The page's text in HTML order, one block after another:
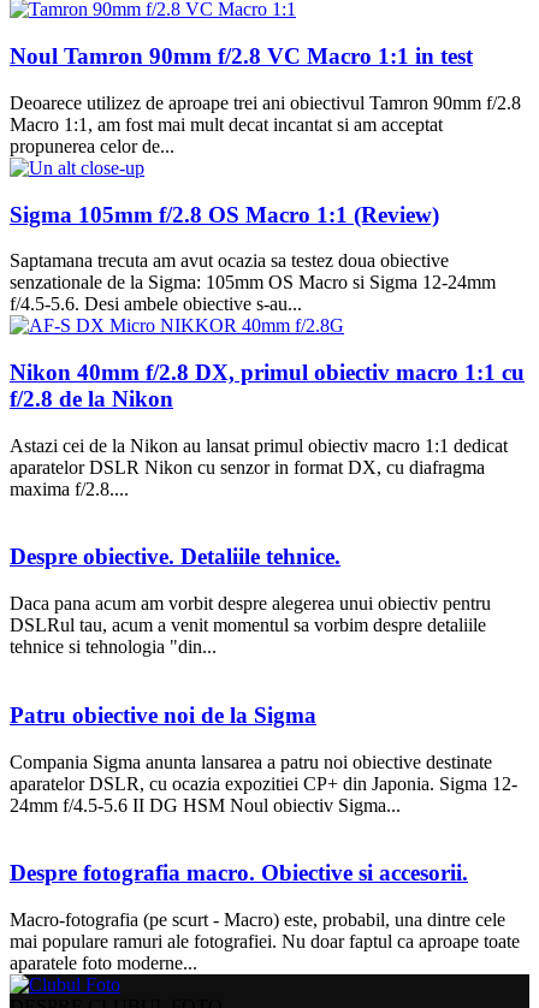
Noul Tamron 90mm f/2.8 VC Macro 1:1 in test
Deoarece utilizez de aproape trei ani obiectivul Tamron 90mm f/2.8
Macro 1:1, am fost mai mult decat incantat si am acceptat
propunerea celor de...
Sigma 105mm f/2.8 OS Macro 1:1 (Review)
Saptamana trecuta am avut ocazia sa testez doua obiective
senzationale de la Sigma: 105mm OS Macro si Sigma 12-24mm
f/4.5-5.6. Desi ambele obiective s-au...
Nikon 40mm f/2.8 DX, primul obiectiv macro 1:1 cu
f/2.8 de la Nikon
Astazi cei de la Nikon au lansat primul obiectiv macro 1:1 dedicat
aparatelor DSLR Nikon cu senzor in format DX, cu diafragma
maxima f/2.8....
Despre obiective. Detaliile tehnice.
Daca pana acum am vorbit despre alegerea unui obiectiv pentru
DSLRul tau, acum a venit momentul sa vorbim despre detaliile
tehnice si tehnologia "din...
Patru obiective noi de la Sigma
Compania Sigma anunta lansarea a patru noi obiective destinate
aparatelor DSLR, cu ocazia expozitiei CP+ din Japonia. Sigma 12-
24mm f/4.5-5.6 II DG HSM Noul obiectiv Sigma...
Despre fotografia macro. Obiective si accesorii.
Macro-fotografia (pe scurt - Macro) este, probabil, una dintre cele
mai populare ramuri ale fotografiei. Nu doar faptul ca aproape toate
aparatele foto moderne...